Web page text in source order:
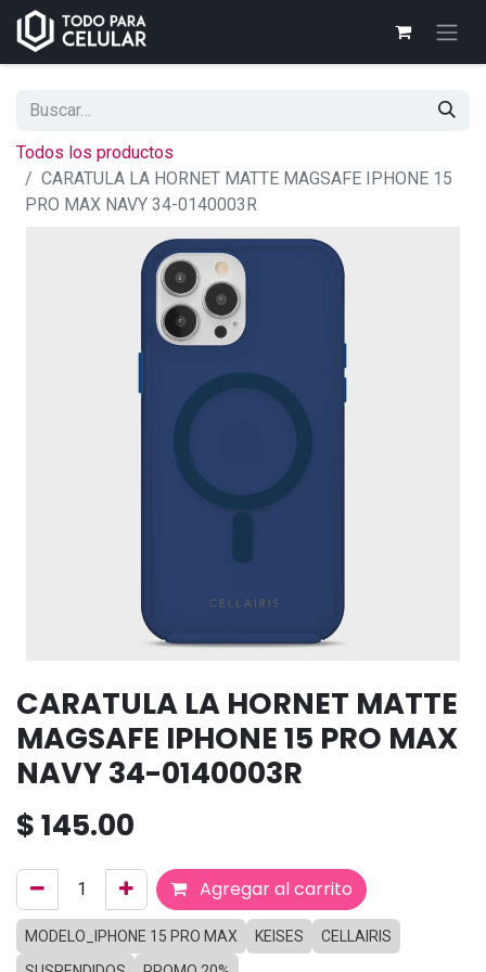
Todos los productos
CARATULA LA HORNET MATTE MAGSAFE IPHONE 15
PRO MAX NAVY 34-0140003R
CARATULA LA HORNET MATTE
MAGSAFE IPHONE 15 PRO MAX
NAVY 34-0140003R
$145.00
Agregar al carrito
MODELO_IPHONE 15 PRO MAX KEISES
CELLAIRIS